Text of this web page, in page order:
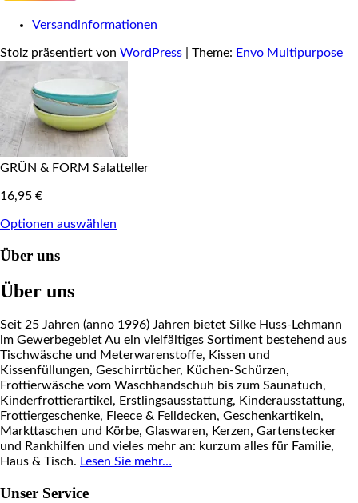
Versandinformationen
Stolz präsentiert von WordPress Theme: Envo Multipurpose
GRÜN & FORM Salatteller
16,95 €
Optionen auswählen
Über uns
Über uns
Seit 25 Jahren (anno 1996) Jahren bietet Silke Huss-Lehmann
im Gewerbegebiet Au ein vielfältiges Sortiment bestehend aus
Tischwäsche und Meterwarenstoffe, Kissen und
Kissenfüllungen, Geschirrtücher, Küchen-Schürzen,
Frottierwäsche vom Waschhandschuh bis zum Saunatuch,
Kinderfrottierartikel, Erstlingsausstattung, Kinderausstattung,
Frottiergeschenke, Fleece & Felldecken, Geschenkartikeln,
Markttaschen und Körbe, Glaswaren, Kerzen, Gartenstecker
und Rankhilfen und vieles mehr an: kurzum alles für Familie,
Haus & Tisch. Lesen Sie mehr…
Unser Service